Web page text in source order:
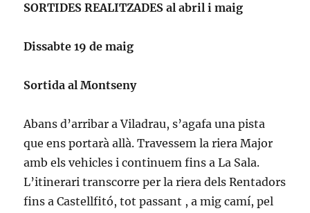
SORTIDES REALITZADES al abril i maig
Dissabte 19 de maig
Sortida al Montseny
Abans d’arribar a Viladrau, s’agafa una pista
que ens portarà allà. Travessem la riera Major
amb els vehicles i continuem fins a La Sala.
L’itinerari transcorre per la riera dels Rentadors
fins a Castellfitó, tot passant , a mig camí, pel